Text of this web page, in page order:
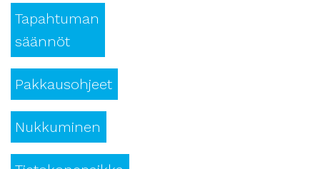
Tapahtuman
säännöt
Pakkausohjeet
Nukkuminen